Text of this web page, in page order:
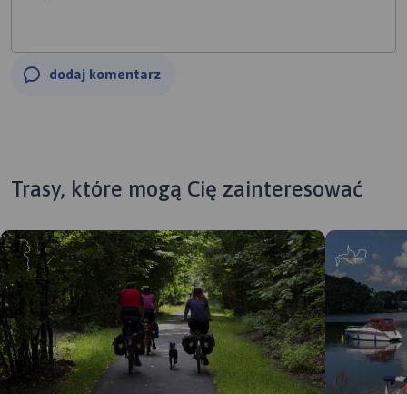
dodaj komentarz
Trasy, które mogą Cię zainteresować